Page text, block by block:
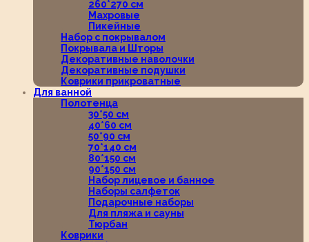
260*270 см
Махровые
Пикейные
Набор с покрывалом
Покрывала и Шторы
Декоративные наволочки
Декоративные подушки
Коврики прикроватные
Для ванной
Полотенца
30*50 см
40*60 см
50*90 см
70*140 см
80*150 см
90*150 см
Набор лицевое и банное
Наборы салфеток
Подарочные наборы
Для пляжа и сауны
Тюрбан
Коврики